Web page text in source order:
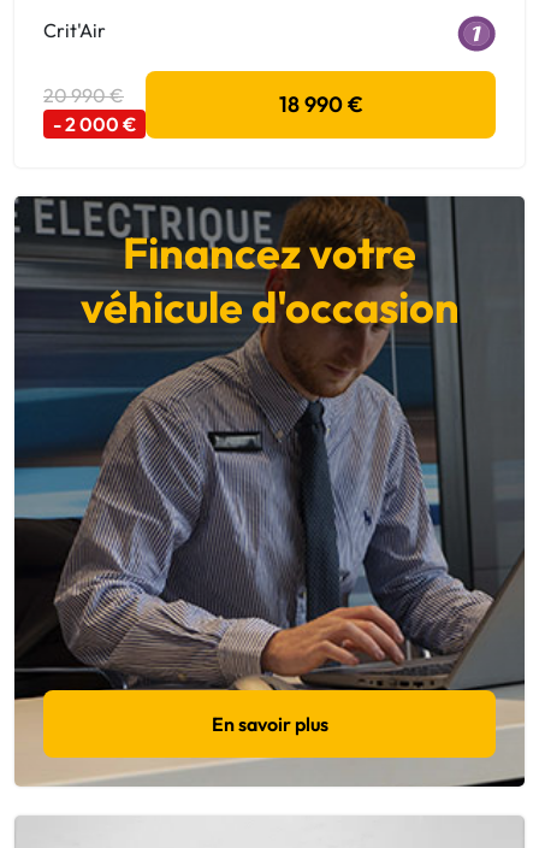
Crit'Air
20 990 €
- 2 000 €
18 990 €
Financez votre
véhicule d'occasion
En savoir plus